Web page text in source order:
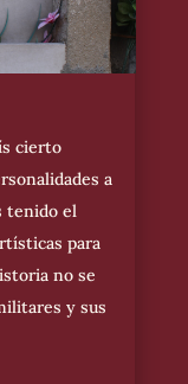
cierto
a
tenido el
para
no se
y sus